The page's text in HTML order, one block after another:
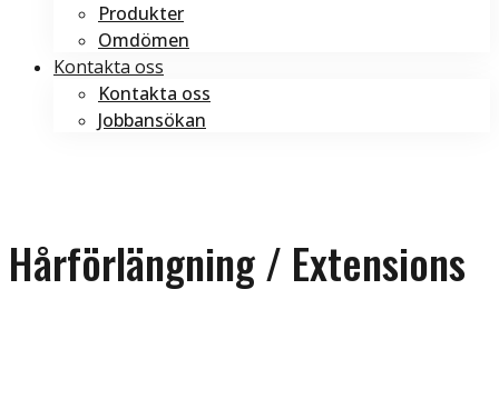
Produkter
Omdömen
Kontakta oss
Kontakta oss
Jobbansökan
Hårförlängning / Extensions